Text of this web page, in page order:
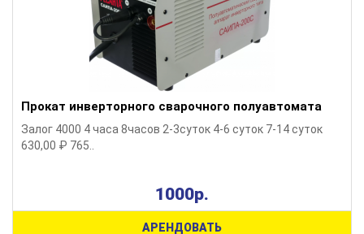
Прокат инверторного сварочного полуавтомата
Залог 4000 4 часа 8часов 2-3суток 4-6 суток 7-14 суток
630,00 ₽ 765..
1000р.
АРЕНДОВАТЬ